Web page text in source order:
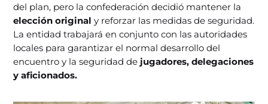
del plan, pero la confederación decidió mantener la
elección original y reforzar las medidas de seguridad.
La entidad trabajará en conjunto con las autoridades
locales para garantizar el normal desarrollo del
encuentro y la seguridad de jugadores, delegaciones
y aficionados.